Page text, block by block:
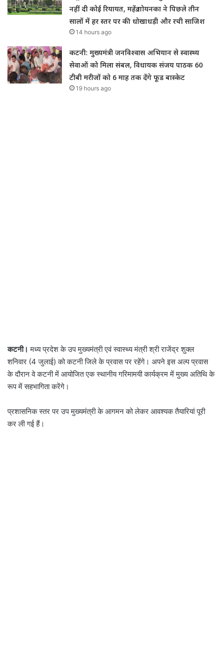
नहीं दी कोई रियायत, महेंद्र गोयनका ने पिछले तीन
सालों में हर स्तर पर की धोखाधड़ी और रची साजिश
14 hours ago
कटनी: मुख्यमंत्री जनविश्वास अभियान से स्वास्थ्य
सेवाओं को मिला संबल, विधायक संजय पाठक 60
टीबी मरीजों को 6 माह तक देंगे फूड बास्केट
19 hours ago
कटनी। मध्य प्रदेश के उप मुख्यमंत्री एवं स्वास्थ्य मंत्री श्री राजेंद्र शुक्ल
शनिवार (4 जुलाई) को कटनी जिले के प्रवास पर रहेंगे। अपने इस अल्प प्रवास
के दौरान वे कटनी में आयोजित एक स्थानीय गरिमामयी कार्यक्रम में मुख्य अतिथि के
रूप में सहभागिता करेंगे।
प्रशासनिक स्तर पर उप मुख्यमंत्री के आगमन को लेकर आवश्यक तैयारियां पूरी
कर ली गई हैं।